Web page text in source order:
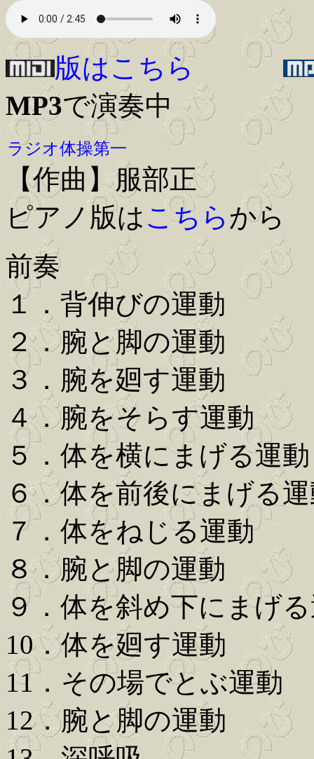
版はこちら
MP3で演奏中
ラジオ体操第一
【作曲】服部正
ピアノ版はこちらから
前奏
１．背伸びの運動
２．腕と脚の運動
３．腕を廻す運動
４．腕をそらす運動
５．体を横にまげる運動
６．体を前後にまげる
７．体をねじる運動
８．腕と脚の運動
９．体を斜め下にまげ
10．体を廻す運動
11．その場でとぶ運動
12．腕と脚の運動